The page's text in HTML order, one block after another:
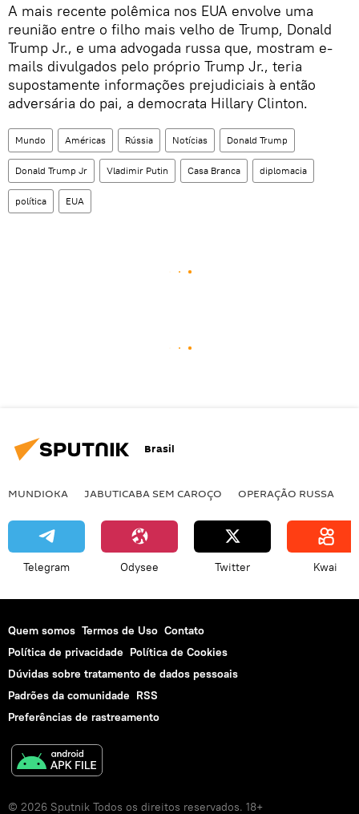
A mais recente polêmica nos EUA envolve uma
reunião entre o filho mais velho de Trump, Donald
Trump Jr., e uma advogada russa que, mostram e-
mails divulgados pelo próprio Trump Jr., teria
supostamente informações prejudiciais à então
adversária do pai, a democrata Hillary Clinton.
Mundo Américas Rússia Notícias Donald Trump
Donald Trump Jr Vladimir Putin Casa Branca diplomacia
política EUA
Brasil
MUNDIOKA JABUTICABA SEM CAROÇO OPERAÇÃO RUSSA
Telegram Odysee Twitter Kwai
Quem somos Termos de Uso Contato
Política de privacidade Política de Cookies
Dúvidas sobre tratamento de dados pessoais
Padrões da comunidade RSS
Preferências de rastreamento
© 2026 Sputnik Todos os direitos reservados. 18+